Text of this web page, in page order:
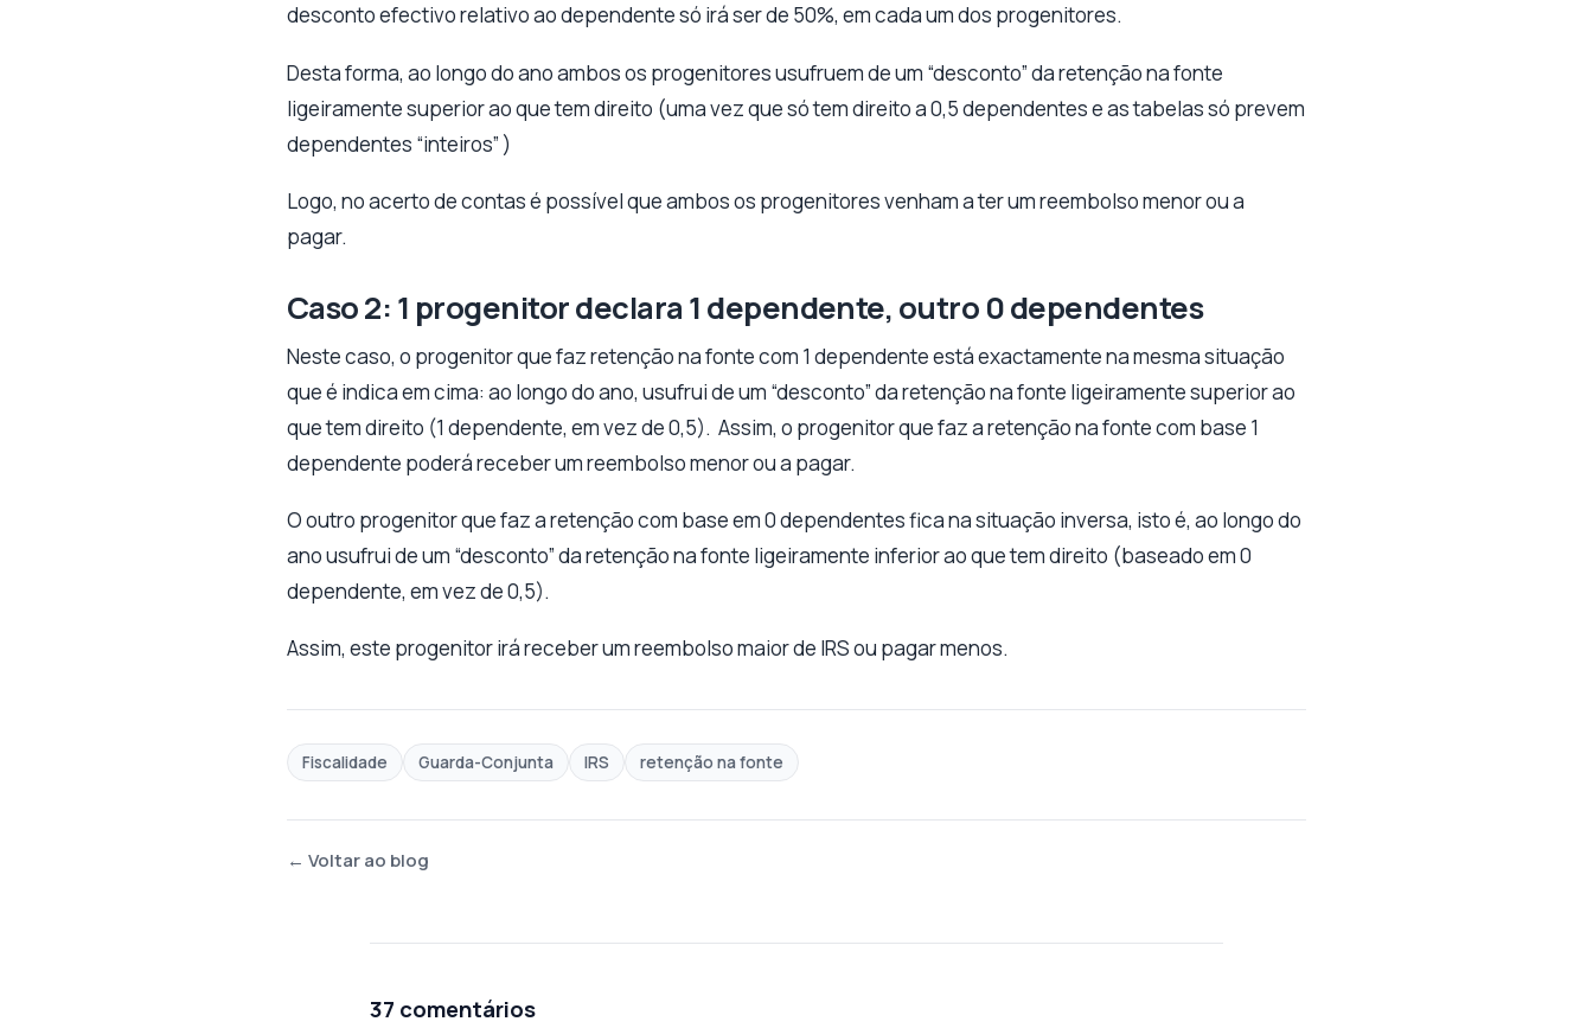
desconto efectivo relativo ao dependente só irá ser de 50%, em cada um dos progenitores.
Desta forma, ao longo do ano ambos os progenitores usufruem de um “desconto” da retenção na fonte
ligeiramente superior ao que tem direito (uma vez que só tem direito a 0,5 dependentes e as tabelas só prevem
dependentes “inteiros” )
Logo, no acerto de contas é possível que ambos os progenitores venham a ter um reembolso menor ou a
pagar.
Caso 2: 1 progenitor declara 1 dependente, outro 0 dependentes
Neste caso, o progenitor que faz retenção na fonte com 1 dependente está exactamente na mesma situação
que é indica em cima: ao longo do ano, usufrui de um “desconto” da retenção na fonte ligeiramente superior ao
que tem direito (1 dependente, em vez de 0,5). Assim, o progenitor que faz a retenção na fonte com base 1
dependente poderá receber um reembolso menor ou a pagar.
O outro progenitor que faz a retenção com base em 0 dependentes fica na situação inversa, isto é, ao longo do
ano usufrui de um “desconto” da retenção na fonte ligeiramente inferior ao que tem direito (baseado em 0
dependente, em vez de 0,5).
Assim, este progenitor irá receber um reembolso maior de IRS ou pagar menos.
Fiscalidade Guarda-Conjunta IRS retenção na fonte
← Voltar ao blog
37 comentários